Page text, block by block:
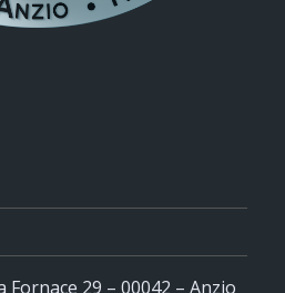
Fornace 29 – 00042 – Anzio